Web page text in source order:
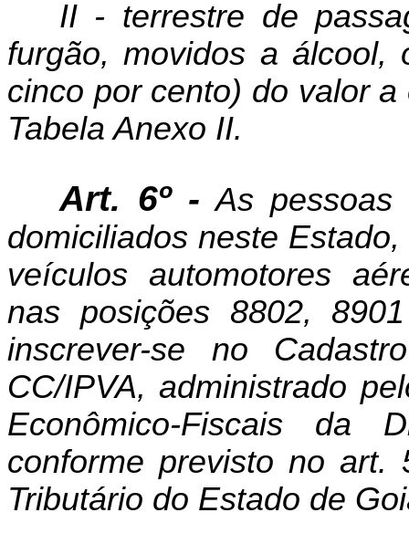
II - terrestre de
furgão, movidos a álcool,
cinco por cento) do valor
Tabela Anexo II.
Art. 6º - As pessoas
domiciliados neste
veículos automotores
nas posições 8802,
inscrever-se no
CC/IPVA, administrado
Econômico-Fiscais da
conforme previsto no art.
Tributário do Estado de